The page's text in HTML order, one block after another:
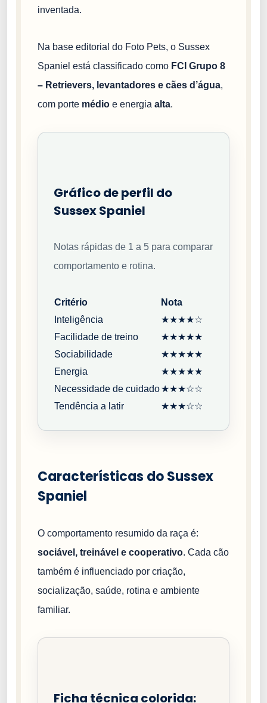
inventada.
Na base editorial do Foto Pets, o Sussex
Spaniel está classificado como FCI Grupo 8
– Retrievers, levantadores e cães d’água,
com porte médio e energia alta.
Gráfico de perfil do
Sussex Spaniel
Notas rápidas de 1 a 5 para comparar
comportamento e rotina.
Critério
Nota
Inteligência
★★★★☆
Facilidade de treino
★★★★★
Sociabilidade
★★★★★
Energia
★★★★★
Necessidade de cuidado★★★☆☆
Tendência a latir
★★★☆☆
Características do Sussex
Spaniel
O comportamento resumido da raça é:
sociável, treinável e cooperativo. Cada cão
também é influenciado por criação,
socialização, saúde, rotina e ambiente
familiar.
Ficha técnica colorida: